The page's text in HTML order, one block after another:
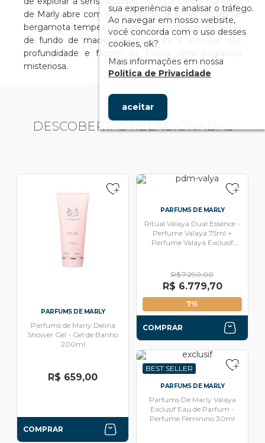
de Marly abre com o trio frutado de lichia, ruibarbo e
bergamota temperada com noz-moscada. As notas
de fundo de madeira de caxemira e almíscar dão
profundidade e fazem de Delina uma fragrância
misteriosa.
DESCOBERTAS RELACIONADAS
PARFUMS DE MARLY
Parfums de Marly Delina
Shower Gel - Gel de Banho
200ml
R$ 659,00
COMPRAR
PARFUMS DE MARLY
Ritual Valaya Dual Essence -
Perfume Valaya 75ml +
Perfume Valaya Exclusif
R$ 7.290,00
R$ 6.779,70
7%
COMPRAR
BEST SELLER
PARFUMS DE MARLY
Parfums De Marly Valaya
Exclusif Eau de Parfum -
Perfume Feminino 30ml
sua experiência e analisar o tráfego.
Ao navegar em nosso website,
você concorda com o uso desses
cookies, ok?
Mais informações em nossa
Política de Privacidade
aceitar